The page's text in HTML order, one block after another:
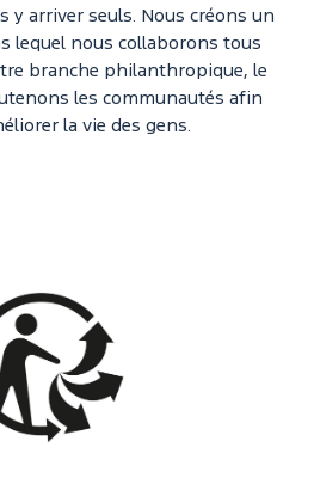
y arriver seuls. Nous créons un
lequel nous collaborons tous
branche philanthropique, le
les communautés afin
la vie des gens.